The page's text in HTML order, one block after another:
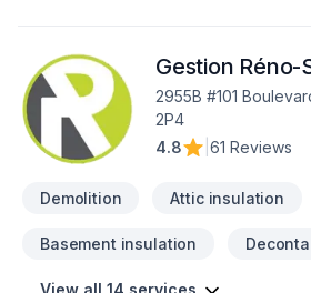
Gestion Réno-
2955B #101
2P4
4.8
61 Reviews
Demolition Attic insulation
Basement insulation
View all 14 services